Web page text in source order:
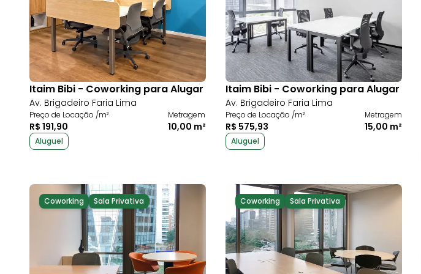
Itaim Bibi - Coworking para Alugar
Av. Brigadeiro Faria Lima
Preço de Locação /m²
R$ 191,90
Metragem
10,00 m²
Aluguel
Itaim Bibi - Coworking para Alugar
Av. Brigadeiro Faria Lima
Preço de Locação /m²
R$ 575,93
Metragem
15,00 m²
Aluguel
Coworking Sala Privativa Coworking Sala Privativa